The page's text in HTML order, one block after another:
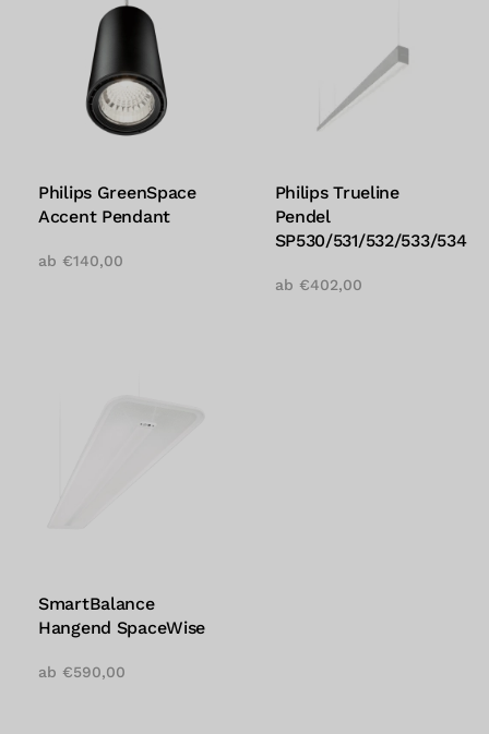
Philips GreenSpace
Accent Pendant
ab €140,00
Philips Trueline
Pendel
SP530/531/532/533/534
ab €402,00
SmartBalance
Hangend SpaceWise
ab €590,00